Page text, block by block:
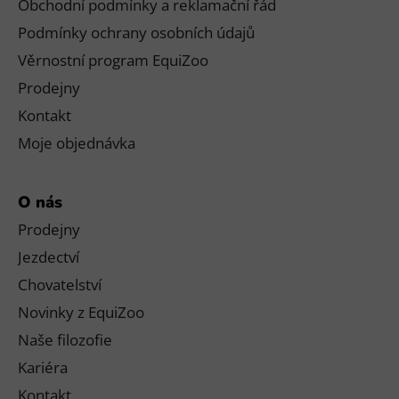
Obchodní podmínky a reklamační řád
Podmínky ochrany osobních údajů
Věrnostní program EquiZoo
Prodejny
Kontakt
Moje objednávka
O nás
Prodejny
Jezdectví
Chovatelství
Novinky z EquiZoo
Naše filozofie
Kariéra